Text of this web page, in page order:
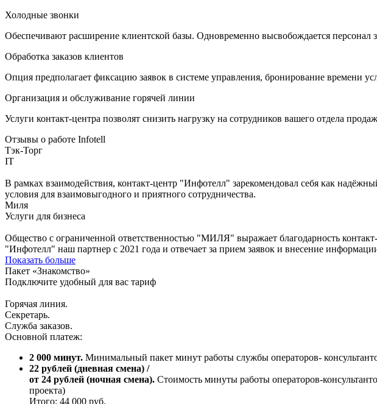
Холодные звонки
Обеспечивают расширение клиентской базы. Одновременно высвобождается персонал
Обработка заказов клиентов
Опция предполагает фиксацию заявок в системе управления, бронирование времени
Организация и обслуживание горячей линии
Услуги контакт-центра позволят снизить нагрузку на сотрудников вашего отдела
Отзывы о работе Infotell
Тэк-Торг
IT
В рамках взаимодействия, контакт-центр "Инфотелл" зарекомендовал себя как
условия для взаимовыгодного и приятного сотрудничества.
Миля
Услуги для бизнеса
Общество с ограниченной ответственностью "МИЛЯ" выражает благодарность
"Инфотелл" наш партнер с 2021 года и отвечает за прием заявок и внесение
Показать больше
Пакет «Знакомство»
Подключите удобный для вас тариф
Горячая линия.
Секретарь.
Служба заказов.
Основной платеж:
2 000 минут. Минимальный пакет минут работы службы операторов-
22 рублей (дневная смена) /
от 24 рублей (ночная смена). Стоимость минуты работы операторов-
проекта)
Итого: 44 000 руб.